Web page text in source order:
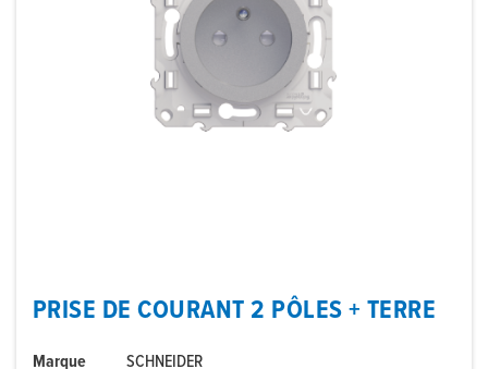
PRISE DE COURANT 2 PÔLES + TERRE
Marque
SCHNEIDER